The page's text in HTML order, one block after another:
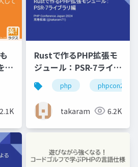
導
Rustで作るPHP拡張モ
ジュール：PSR-7ライブ
ラリ編php phpcon2024
takaram 6.2K